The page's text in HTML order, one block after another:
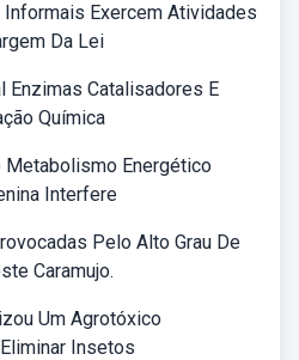
Informais Exercem Atividades
Da Lei
Enzimas Catalisadores E
Química
Metabolismo Energético
Interfere
Pelo Alto Grau De
Caramujo.
Um Agrotóxico
Insetos